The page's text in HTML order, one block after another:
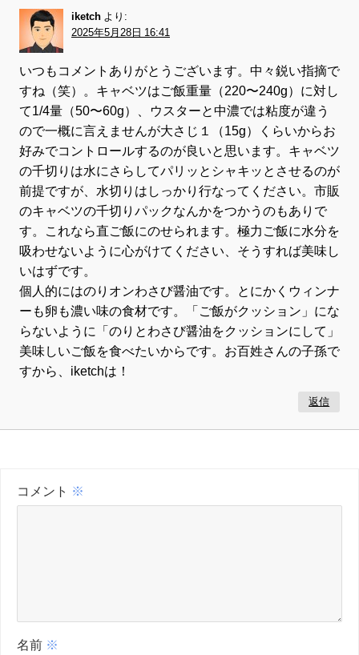
iketch より:
2025年5月28日 16:41
いつもコメントありがとうございます。中々鋭い指摘で
すね（笑）。キャベツはご飯重量（220〜240g）に対し
て1/4量（50〜60g）、ウスターと中濃では粘度が違う
ので一概に言えませんが大さじ１（15g）くらいからお
好みでコントロールするのが良いと思います。キャベツ
の千切りは水にさらしてパリッとシャキッとさせるのが
前提ですが、水切りはしっかり行なってください。市販
のキャベツの千切りパックなんかをつかうのもありで
す。これなら直ご飯にのせられます。極力ご飯に水分を
吸わせないように心がけてください、そうすれば美味し
いはずです。
個人的にはのりオンわさび醤油です。とにかくウィンナ
ーも卵も濃い味の食材です。「ご飯がクッション」にな
らないように「のりとわさび醤油をクッションにして」
美味しいご飯を食べたいからです。お百姓さんの子孫で
すから、iketchは！
返信
コメント ※
名前 ※